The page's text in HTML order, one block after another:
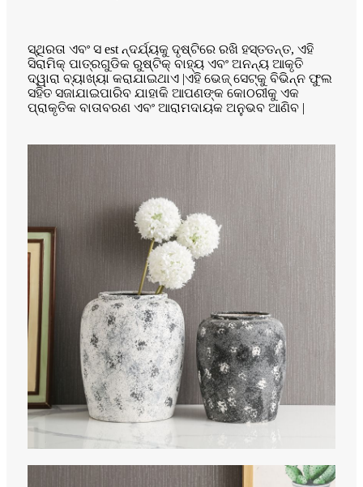
ସ୍ଥିରତା ଏବଂ ସ est ନ୍ଦର୍ଯ୍ୟକୁ ଦୃଷ୍ଟିରେ ରଖି ହସ୍ତତନ୍ତ, ଏହି
ସିରାମିକ୍ ପାତ୍ରଗୁଡିକ ରୁଷ୍ଟିକ୍ ବାହ୍ୟ ଏବଂ ଅନନ୍ୟ ଆକୃତି
ଦ୍ୱାରା ବ୍ୟାଖ୍ୟା କରାଯାଇଥାଏ |ଏହି ଭେଜ୍ ସେଟ୍କୁ ବିଭିନ୍ନ ଫୁଲ
ସହିତ ସଜାଯାଇପାରିବ ଯାହାକି ଆପଣଙ୍କ କୋଠରୀକୁ ଏକ
ପ୍ରାକୃତିକ ବାତାବରଣ ଏବଂ ଆରାମଦାୟକ ଅନୁଭବ ଆଣିବ |